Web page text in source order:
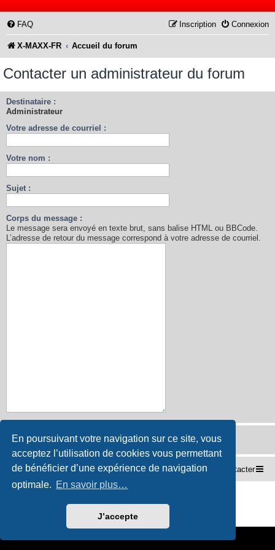
En poursuivant votre navigation sur ce site, vous
acceptez l’utilisation de cookies vous permettant
de bénéficier d’une expérience de navigation
optimale. En savoir plus…
J’accepte
FAQ Connexion
Inscription
X-MAXX-FR Accueil du forum
Contacter un administrateur du forum
Destinataire :
Administrateur
Votre adresse de courriel :
Votre nom :
Sujet :
Corps du message :
Le message sera envoyé en texte brut, sans balise HTML ou BBCode.
L’adresse de retour du message correspond à votre adresse de courriel.
X-MAXX-FR Accueil du forum Nous contacter
Traduction française officielle©Miles Cellar
Confidentialité